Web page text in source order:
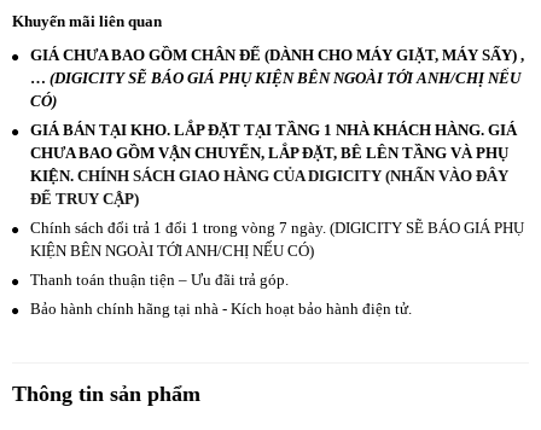
Khuyến mãi liên quan
GIÁ CHƯA BAO GỒM CHÂN ĐẾ (DÀNH CHO MÁY GIẶT, MÁY SẤY) ,
… (DIGICITY SẼ BÁO GIÁ PHỤ KIỆN BÊN NGOÀI TỚI ANH/CHỊ NẾU
CÓ)
GIÁ BÁN TẠI KHO. LẮP ĐẶT TẠI TẦNG 1 NHÀ KHÁCH HÀNG. GIÁ
CHƯA BAO GỒM VẬN CHUYỂN, LẮP ĐẶT, BÊ LÊN TẦNG VÀ PHỤ
KIỆN. CHÍNH SÁCH GIAO HÀNG CỦA DIGICITY (NHẤN VÀO ĐÂY
ĐỂ TRUY CẬP)
Chính sách đổi trả 1 đổi 1 trong vòng 7 ngày. (DIGICITY SẼ BÁO GIÁ PHỤ
KIỆN BÊN NGOÀI TỚI ANH/CHỊ NẾU CÓ)
Thanh toán thuận tiện – Ưu đãi trả góp.
Bảo hành chính hãng tại nhà - Kích hoạt bảo hành điện tử.
Thông tin sản phẩm